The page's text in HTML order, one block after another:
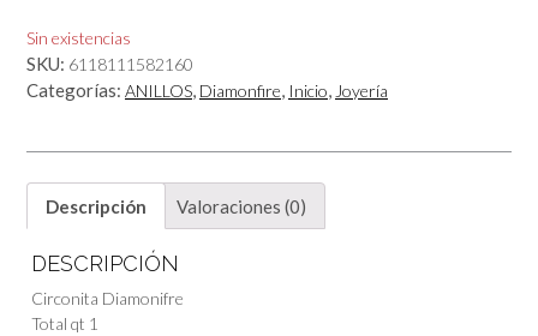
Sin existencias
SKU: 6118111582160
Categorías: ANILLOS, Diamonfire, Inicio, Joyería
Descripción Valoraciones (0)
DESCRIPCIÓN
Circonita Diamonifre
Total qt 1